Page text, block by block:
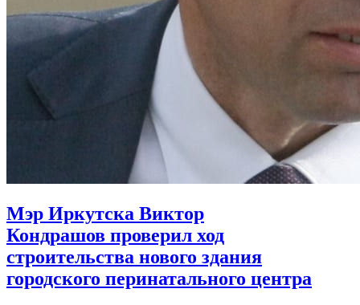
Мэр Иркутска Виктор
Кондрашов проверил ход
строительства нового здания
городского перинатального центра